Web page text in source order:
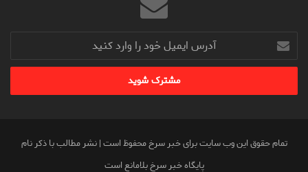
آدرس
ایمیل
خود
وارد
تمام حقوق این وب سایت برای خبر سرخ محفوظ است | نشر مطالب با ذکر نام
پایگاه خبر سرخ بلامانع است